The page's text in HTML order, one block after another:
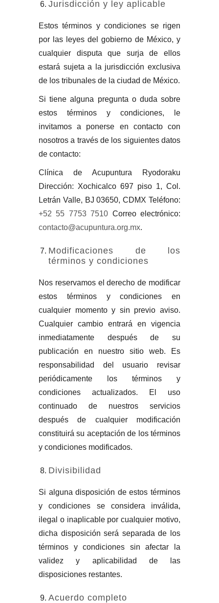
Jurisdicción y ley aplicable
Estos términos y condiciones se rigen
por las leyes del gobierno de México, y
cualquier disputa que surja de ellos
estará sujeta a la jurisdicción exclusiva
de los tribunales de la ciudad de México.
Si tiene alguna pregunta o duda sobre
estos términos y condiciones, le
invitamos a ponerse en contacto con
nosotros a través de los siguientes datos
de contacto:
Clínica de Acupuntura Ryodoraku
Dirección: Xochicalco 697 piso 1, Col.
Letrán Valle, BJ 03650, CDMX Teléfono:
+52 55 7753 7510 Correo electrónico:
contacto@acupuntura.org.mx.
Modificaciones de los
términos y condiciones
Nos reservamos el derecho de modificar
estos términos y condiciones en
cualquier momento y sin previo aviso.
Cualquier cambio entrará en vigencia
inmediatamente después de su
publicación en nuestro sitio web. Es
responsabilidad del usuario revisar
periódicamente los términos y
condiciones actualizados. El uso
continuado de nuestros servicios
después de cualquier modificación
constituirá su aceptación de los términos
y condiciones modificados.
Divisibilidad
Si alguna disposición de estos términos
y condiciones se considera inválida,
ilegal o inaplicable por cualquier motivo,
dicha disposición será separada de los
términos y condiciones sin afectar la
validez y aplicabilidad de las
disposiciones restantes.
Acuerdo completo